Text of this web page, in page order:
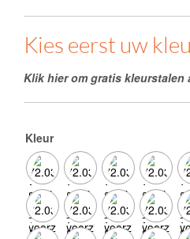
Kies eerst uw
Klik hier om gratis kleurstalen
Kleur